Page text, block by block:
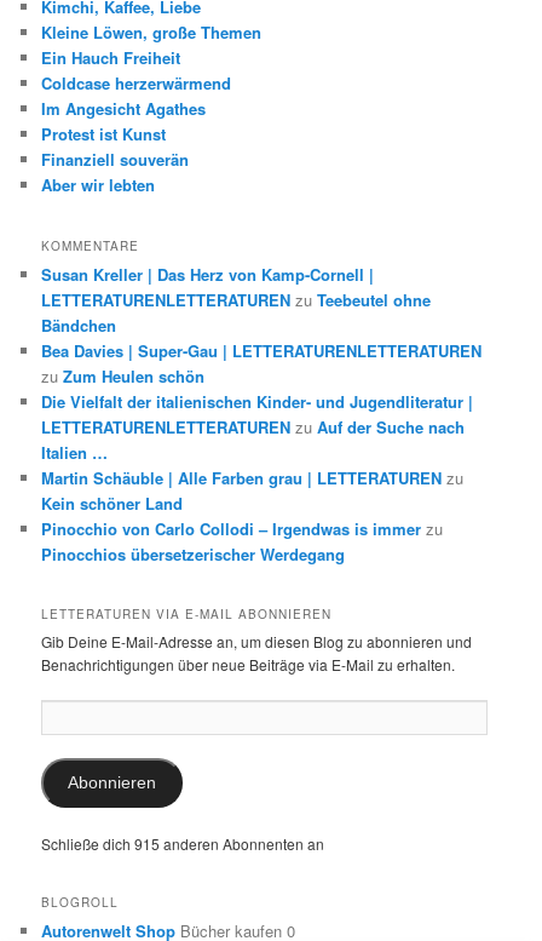
Kimchi, Kaffee, Liebe
Kleine Löwen, große Themen
Ein Hauch Freiheit
Coldcase herzerwärmend
Im Angesicht Agathes
Protest ist Kunst
Finanziell souverän
Aber wir lebten
KOMMENTARE
Susan Kreller | Das Herz von Kamp-Cornell |
LETTERATURENLETTERATUREN zuTeebeutel ohne
Bändchen
Bea Davies | Super-Gau | LETTERATURENLETTERATUREN
zuZum Heulen schön
Die Vielfalt der italienischen Kinder- und Jugendliteratur |
LETTERATURENLETTERATUREN zuAuf der Suche nach
Italien …
Martin Schäuble | Alle Farben grau | LETTERATUREN zu
Kein schöner Land
Pinocchio von Carlo Collodi – Irgendwas is immer zu
Pinocchios übersetzerischer Werdegang
LETTERATUREN VIA E-MAIL ABONNIEREN
Gib Deine E-Mail-Adresse an, um diesen Blog zu abonnieren und
Benachrichtigungen über neue Beiträge via E-Mail zu erhalten.
Mail-
Adresse:
Abonnieren
Schließe dich 915 anderen Abonnenten an
BLOGROLL
Autorenwelt Shop Bücher kaufen 0